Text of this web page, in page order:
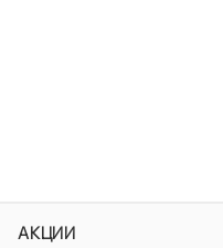
АКЦИИ